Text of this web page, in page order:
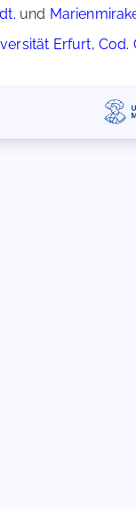
und
Erfurt, Cod.